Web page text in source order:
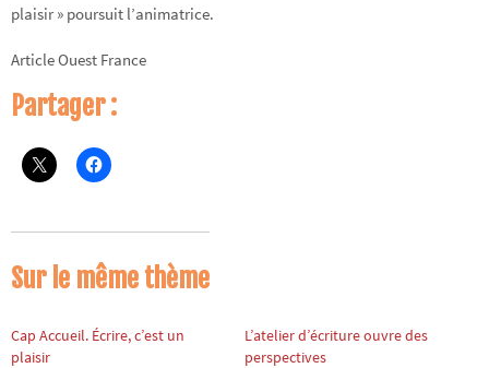
plaisir » poursuit l’animatrice.
Article Ouest France
Partager :
Sur le même thème
Cap Accueil. Écrire, c’est un
plaisir
L’atelier d’écriture ouvre des
perspectives